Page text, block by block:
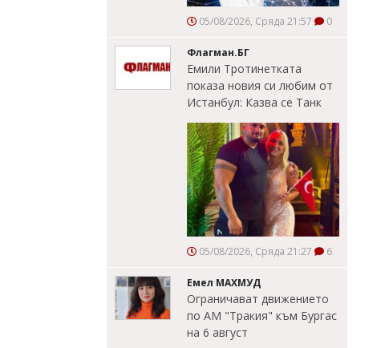
05/08/2026, Сряда 21:57 0
Флагман.БГ
Емили Тротинетката
показа новия си любим от
Истанбул: Казва се Танк
05/08/2026, Сряда 21:27 6
Емел МАХМУД
Ограничават движението
по АМ "Тракия" към Бургас
на 6 август